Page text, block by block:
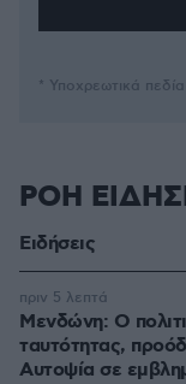
* Υποχρεωτικά πεδία
ΡΟΗ
Ειδήσεις
Μενδώνη: Ο
ταυτότητας,
Αυτοψία σε
πριν 5 λεπτά